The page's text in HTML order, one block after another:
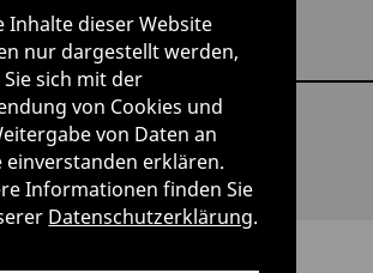
6162 321-21
ecodesign.de
Inhalte dieser Website
nur dargestellt werden,
sich mit der
von Cookies und
von Daten an
einverstanden erklären.
Informationen finden Sie
Datenschutzerklärung.